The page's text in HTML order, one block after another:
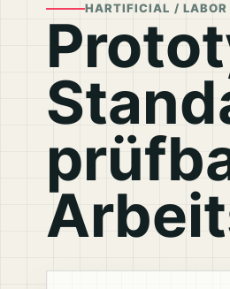
HARTIFICIAL / LABOR